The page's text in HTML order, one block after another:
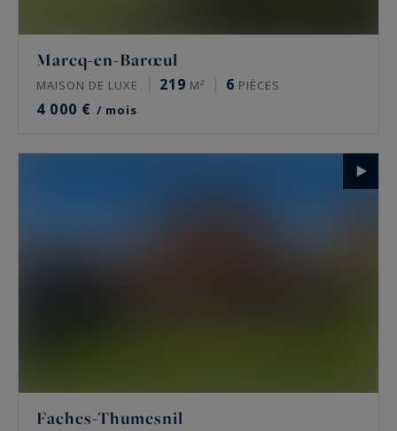
Marcq-en-Barœul
MAISON DE LUXE 219 M² 6 PIÈCES
4 000 € / mois
Faches-Thumesnil